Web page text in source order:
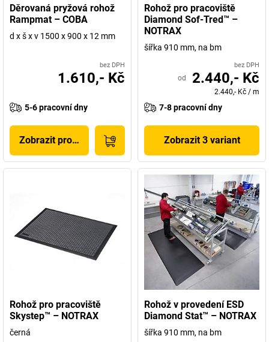
Děrovaná pryžová rohož
Rampmat – COBA
d x š x v 1500 x 900 x 12 mm
bez DPH
1.610,- Kč
5-6 pracovní dny
Zobrazit produkt
Rohož pro pracoviště
Diamond Sof-Tred™ –
NOTRAX
šířka 910 mm, na bm
bez DPH
od 2.440,- Kč
2.440,- Kč / m
7-8 pracovní dny
Zobrazit 3 variant
Rohož pro pracoviště
Skystep™ – NOTRAX
černá
Rohož v provedení ESD
Diamond Stat™ – NOTRAX
šířka 910 mm, na bm